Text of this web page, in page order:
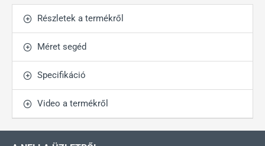
Részletek a termékről
Méret segéd
Specifikáció
Video a termékről